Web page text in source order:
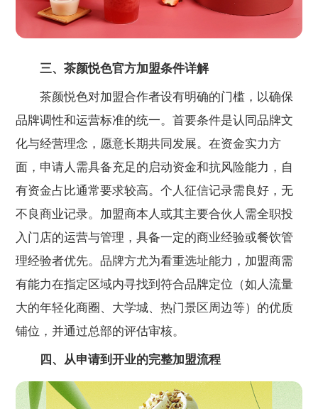
三、茶颜悦色官方加盟条件详解
茶颜悦色对加盟合作者设有明确的门槛，以确保
品牌调性和运营标准的统一。首要条件是认同品牌文
化与经营理念，愿意长期共同发展。在资金实力方
面，申请人需具备充足的启动资金和抗风险能力，自
有资金占比通常要求较高。个人征信记录需良好，无
不良商业记录。加盟商本人或其主要合伙人需全职投
入门店的运营与管理，具备一定的商业经验或餐饮管
理经验者优先。品牌方尤为看重选址能力，加盟商需
有能力在指定区域内寻找到符合品牌定位（如人流量
大的年轻化商圈、大学城、热门景区周边等）的优质
铺位，并通过总部的评估审核。
四、从申请到开业的完整加盟流程